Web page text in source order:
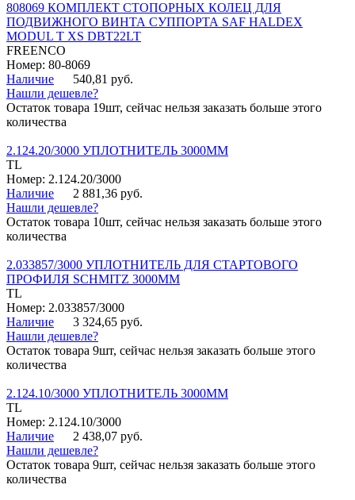
808069 КОМПЛЕКТ СТОПОРНЫХ КОЛЕЦ ДЛЯ
ПОДВИЖНОГО ВИНТА СУППОРТА SAF HALDEX
MODUL T XS DBT22LT
FREENCO
Номер: 80-8069
Наличие
540,81 руб.
Нашли дешевле?
Остаток товара 19шт, сейчас нельзя заказать больше этого
количества
2.124.20/3000 УПЛОТНИТЕЛЬ 3000ММ
TL
Номер: 2.124.20/3000
Наличие
2 881,36 руб.
Нашли дешевле?
Остаток товара 10шт, сейчас нельзя заказать больше этого
количества
2.033857/3000 УПЛОТНИТЕЛЬ ДЛЯ СТАРТОВОГО
ПРОФИЛЯ SCHMITZ 3000ММ
TL
Номер: 2.033857/3000
Наличие
3 324,65 руб.
Нашли дешевле?
Остаток товара 9шт, сейчас нельзя заказать больше этого
количества
2.124.10/3000 УПЛОТНИТЕЛЬ 3000ММ
TL
Номер: 2.124.10/3000
Наличие
2 438,07 руб.
Нашли дешевле?
Остаток товара 9шт, сейчас нельзя заказать больше этого
количества